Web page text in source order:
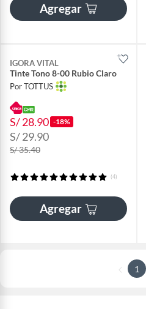
Agregar
IGORA VITAL
Tinte Tono 8-00 Rubio Claro
Por TOTTUS
S/ 28.90 -18%
S/ 29.90
S/ 35.40
(4)
Agregar
1